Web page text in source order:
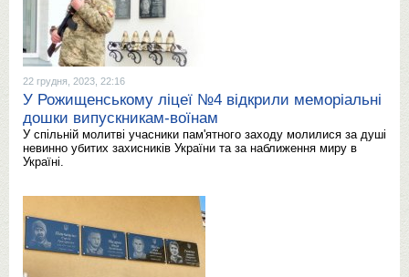
22 грудня, 2023, 22:16
У Рожищенському ліцеї №4 відкрили меморіальні
дошки випускникам-воїнам
У спільній молитві учасники пам'ятного заходу молилися за душі
невинно убитих захисників України та за наближення миру в
Україні.